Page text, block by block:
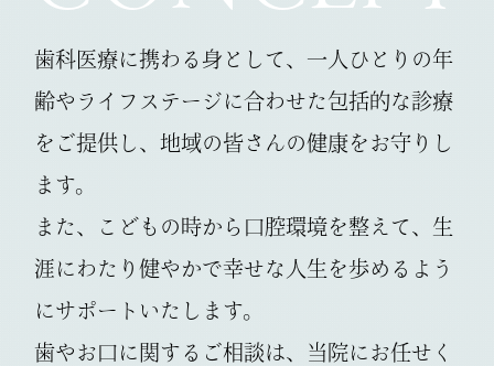
【臨時休診のお知らせ】
6月4日（木）は院内研修のため、11:30～
14:00の間を休診とさせていただきます。
休診時間中はお電話でのお問い合わせにも
対応できませんので、あらかじめご了承く
ださい。
患者さまにはご不便をおかけいたします
が、ご理解のほどよろしくお願いいたしま
す。
歯科医療に携わる身として、一人ひとりの年
齢やライフステージに合わせた包括的な診療
をご提供し、地域の皆さんの健康をお守りし
ます。
また、こどもの時から口腔環境を整えて、 生
涯にわたり健やかで幸せな人生を歩めるよう
にサポートいたします。
歯やお口に関するご相談は、当院にお任せく